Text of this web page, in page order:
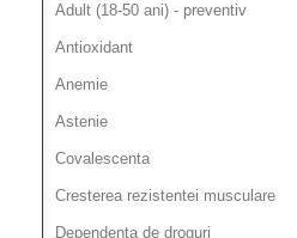
Adult (18-50 ani) - preventiv
Antioxidant
Anemie
Astenie
Covalescenta
Cresterea rezistentei musculare
Dependenta de droguri